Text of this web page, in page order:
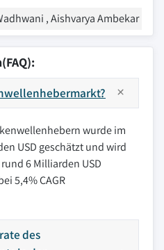
, Aishvarya Ambekar
wurde im
USD geschätzt und wird
6 Milliarden USD
5,4% CAGR
des